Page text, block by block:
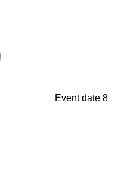
Event date 8